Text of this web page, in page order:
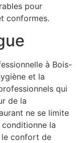
pour
conformes.
à Bois-
et la
qui
de la
ne se limite
la
le confort de